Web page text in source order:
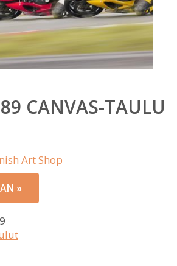
CANVAS-TAULU
Art Shop
»